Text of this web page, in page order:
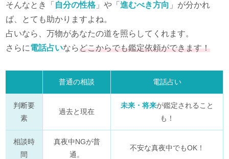
そんなとき「 自分の性格 」や「 進むべき方向 」が分かれ
ば、とても助かりますよね。
占いなら、万物があなたの道を照らしてくれます。
さらに電話占いならどこからでも鑑定依頼ができます！
普通の相談 電話占い
判断要
素
過去と現在
未来・将来が鑑定されること
も！
相談時
間
真夜中NGが普
通。
不安な真夜中でもOK！